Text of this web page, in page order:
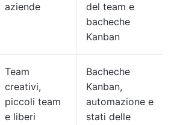
aziende
del team e
bacheche
Kanban
Team
creativi,
piccoli team
e liberi
Bacheche
Kanban,
automazione e
stati delle